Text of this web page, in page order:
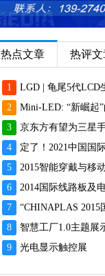
热点文章 热评文
1
LGD | 龟尾5代LCD
2
Mini-LED: “新崛起
3
京东方有望为三星手机
4
定了！2021中国国际
5
2015智能穿戴与移
6
2014国际线路板及
7
“CHINAPLAS 2015国际橡塑展”展
8
智慧工厂1.0主题展
9
光电显示触控展